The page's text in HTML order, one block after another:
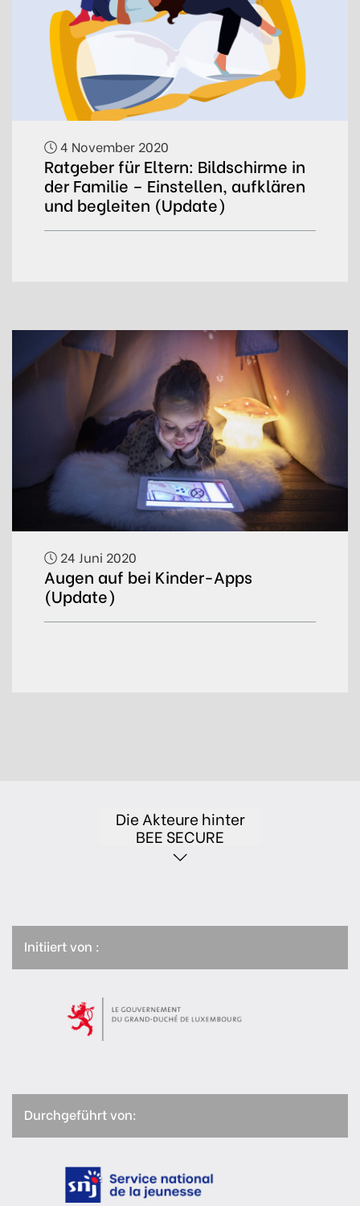
4 November 2020
Ratgeber für Eltern: Bildschirme in
der Familie – Einstellen, aufklären
und begleiten (Update)
24 Juni 2020
Augen auf bei Kinder-Apps
(Update)
Die Akteure hinter
BEE SECURE
Initiiert von :
Durchgeführt von: